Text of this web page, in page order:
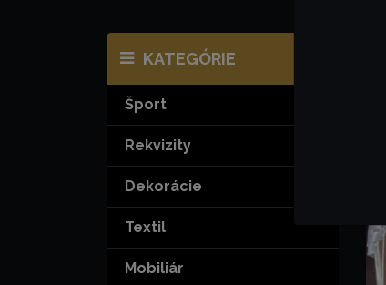
KATEGÓRIE
Šport
Rekvizity
Dekorácie
Textil
Mobiliár